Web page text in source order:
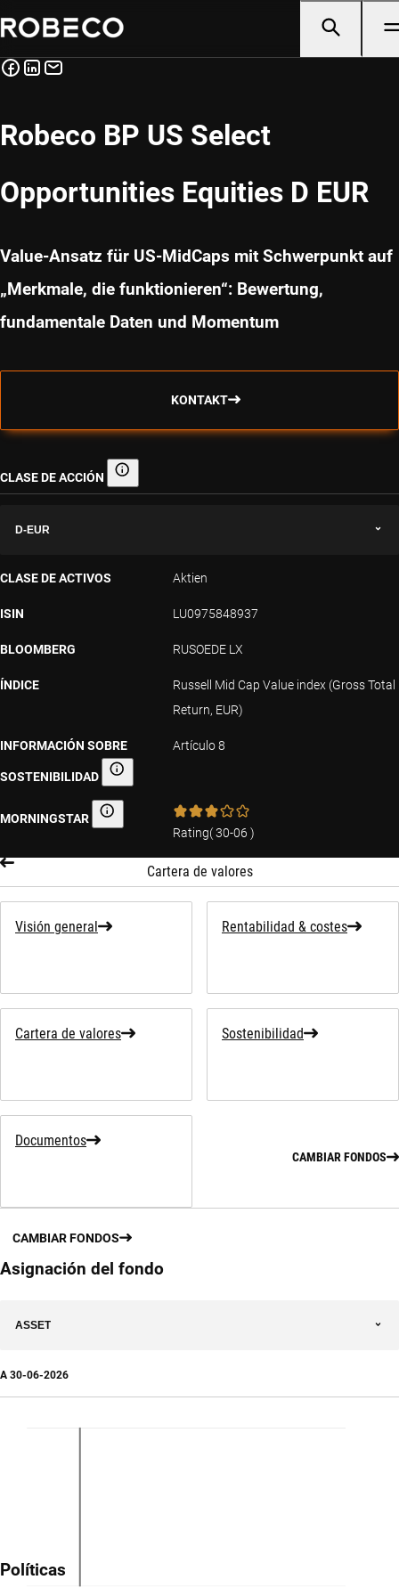
Robeco BP US Select
Opportunities Equities D EUR
Value-Ansatz für US-MidCaps mit Schwerpunkt auf
„Merkmale, die funktionieren“: Bewertung,
fundamentale Daten und Momentum
KONTAKT
CLASE DE ACCIÓN Clase de acción
D-EUR
CLASE DE ACTIVOS Aktien
ISIN LU0975848937
BLOOMBERG RUSOEDE LX
ÍNDICE
Russell Mid Cap Value index (Gross Total
Return, EUR)
INFORMACIÓN SOBRE
SOSTENIBILIDAD Información sobre sostenibilidad
Artículo 8
MORNINGSTAR Morningstar
Rating(30-06 )
Cartera de valores
Visión general Rentabilidad & costes
Cartera de valores Sostenibilidad
Documentos
CAMBIAR FONDOS
CAMBIAR FONDOS
Asignación del fondo
ASSET
A 30-06-2026
Políticas